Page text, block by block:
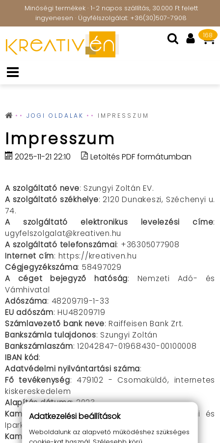
Minőségi termékek · 1-2 napos szállítás, 30.000 Ft felett
ingyenesen · Ügyfélszolgálat: +36(30)507-7908
168
JOGI OLDALAK IMPRESSZUM
Impresszum
2025-11-21 22:10 Letöltés PDF formátumban
A szolgáltató neve: Szungyi Zoltán EV.
A szolgáltató székhelye: 2120 Dunakeszi, Széchenyi u.
74.
A szolgáltató elektronikus levelezési címe:
ugyfelszolgalat@kreativen.hu
A szolgáltató telefonszámai: +36305077908
Internet cím: https://kreativen.hu
Cégjegyzékszáma: 58497029
A céget bejegyző hatóság: Nemzeti Adó- és
Vámhivatal
Adószáma: 48209719-1-33
EU adószám: HU48209719
Számlavezető bank neve: Raiffeisen Bank Zrt.
Bankszámla tulajdonos: Szungyi Zoltán
Bankszámlaszám: 12042847-01968430-00100008
IBAN kód:
Adatvédelmi nyilvántartási száma:
Fő tevékenység: 479102 - Csomaküldő, internetes
kiskereskedelem
Alapítás dátuma: 2023
Kamara: Pest Vármegyei és Érdi Kereskedelmi és
Iparkamara
Kamarai regisztrációs szám: PE48209719
Adatkezelési beállítások
Weboldalunk az alapvető működéshez szükséges